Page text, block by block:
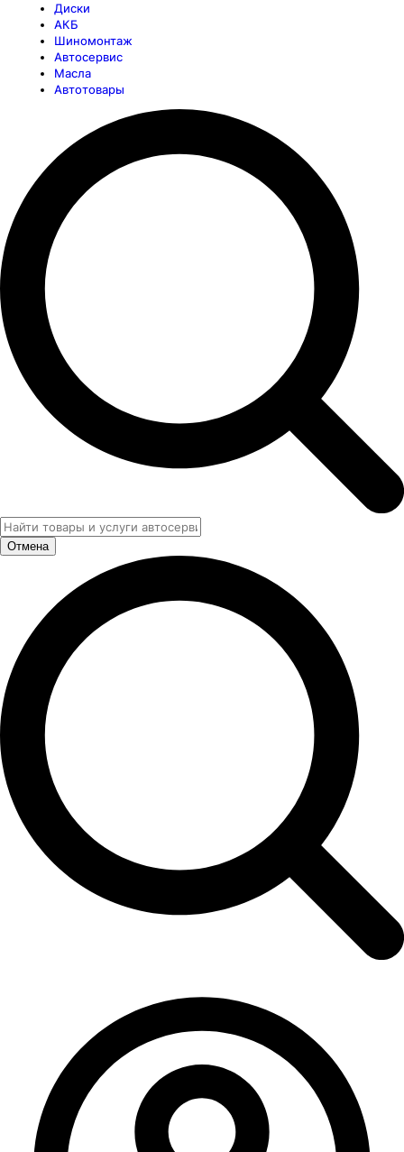
Диски
АКБ
Шиномонтаж
Автосервис
Масла
Автотовары
Отмена